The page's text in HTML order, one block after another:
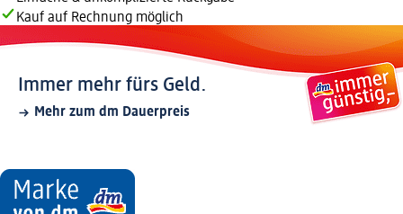
Kauf auf Rechnung möglich
Immer mehr fürs Geld.
Mehr zum dm Dauerpreis